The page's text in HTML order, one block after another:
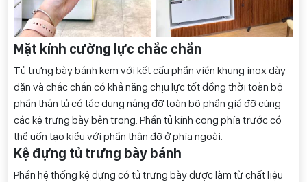
Mặt kính cường lực chắc chắn
Tủ trưng bày bánh kem với kết cấu phần viền khung inox dày
dặn và chắc chắn có khả năng chịu lực tốt đồng thời toàn bộ
phần thân tủ có tác dụng nâng đỡ toàn bộ phần giá đỡ cùng
các kệ trưng bày bên trong. Phần tủ kính cong phía trước có
thể uốn tạo kiểu với phần thân đỡ ở phía ngoài.
Kệ đựng tủ trưng bày bánh
Phần hệ thống kệ đựng có tủ trưng bày được làm từ chất liệu